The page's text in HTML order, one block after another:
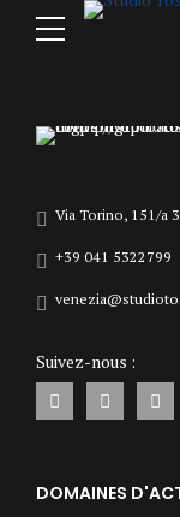
Via Torino, 151/a
+39 041 5322799
Suivez-nous :
DOMAINES